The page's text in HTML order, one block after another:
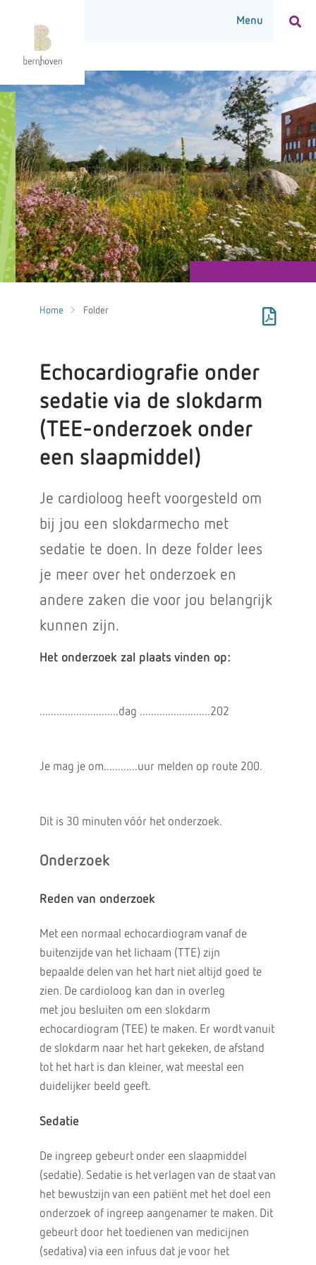
Home Folder
Echocardiografie onder
sedatie via de slokdarm
(TEE-onderzoek onder
een slaapmiddel)
Je cardioloog heeft voorgesteld om
bij jou een slokdarmecho met
sedatie te doen. In deze folder lees
je meer over het onderzoek en
andere zaken die voor jou belangrijk
kunnen zijn.
Het onderzoek zal plaats vinden op:
............................dag .........................202
Je mag je om............uur melden op route 200.
Dit is 30 minuten vóór het onderzoek.
Onderzoek
Reden van onderzoek
Met een normaal echocardiogram vanaf de
buitenzijde van het lichaam (TTE) zijn
bepaalde delen van het hart niet altijd goed te
zien. De cardioloog kan dan in overleg
met jou besluiten om een slokdarm
echocardiogram (TEE) te maken. Er wordt vanuit
de slokdarm naar het hart gekeken, de afstand
tot het hart is dan kleiner, wat meestal een
duidelijker beeld geeft.
Sedatie
De ingreep gebeurt onder een slaapmiddel
(sedatie). Sedatie is het verlagen van de staat van
het bewustzijn van een patiënt met het doel een
onderzoek of ingreep aangenamer te maken. Dit
gebeurt door het toedienen van medicijnen
(sedativa) via een infuus dat je voor het